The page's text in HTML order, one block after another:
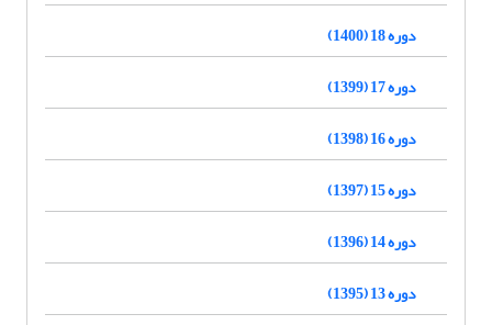
دوره 18 (1400)
دوره 17 (1399)
دوره 16 (1398)
دوره 15 (1397)
دوره 14 (1396)
دوره 13 (1395)